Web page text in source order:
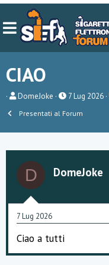
CIAO
C
e
t
r
D
i
s
i
n
DomeJoke
D
t
d
i
i
7 Lug 2026
Presentati al Forum
D DomeJoke
7 Lug 2026
Ciao a tutti